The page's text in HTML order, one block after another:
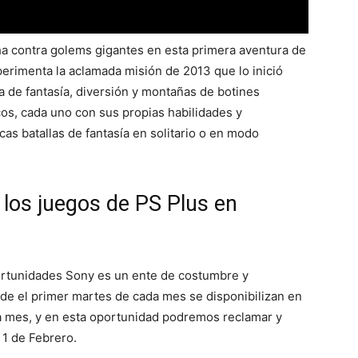
contra golems gigantes en esta primera aventura de
la aclamada misión de 2013 que lo inició
fantasía, diversión y montañas de botines
cada uno con sus propias habilidades y
batallas de fantasía en solitario o en modo
juegos de PS Plus en
Sony es un ente de costumbre y
el primer martes de cada mes se disponibilizan en
y en esta oportunidad podremos reclamar y
de Febrero.